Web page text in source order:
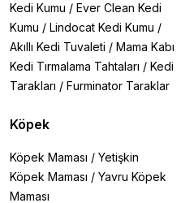
Kedi Kumu / Ever Clean Kedi
Kumu / Lindocat Kedi Kumu /
Akıllı Kedi Tuvaleti / Mama Kabı
Kedi Tırmalama Tahtaları / Kedi
Tarakları / Furminator Taraklar
Köpek
Köpek Maması / Yetişkin
Köpek Maması / Yavru Köpek
Maması